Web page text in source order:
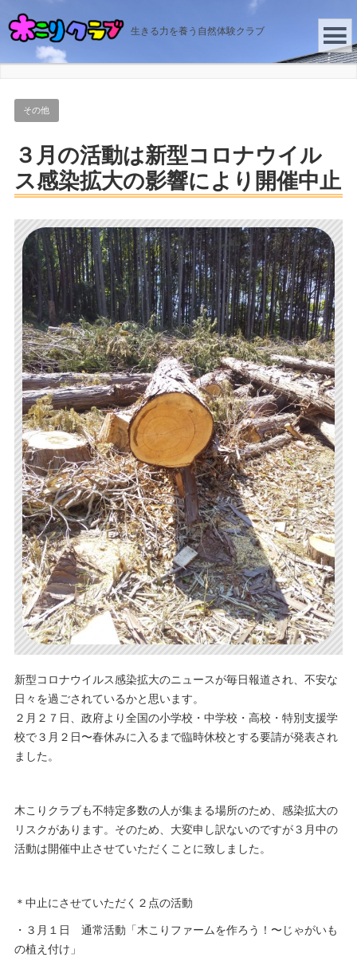
生きる力を養う自然体験クラブ
その他
３月の活動は新型コロナウイル
ス感染拡大の影響により開催中止
新型コロナウイルス感染拡大のニュースが毎日報道され、不安な
日々を過ごされているかと思います。
２月２７日、政府より全国の小学校・中学校・高校・特別支援学
校で３月２日〜春休みに入るまで臨時休校とする要請が発表され
ました。
木こりクラブも不特定多数の人が集まる場所のため、感染拡大の
リスクがあります。そのため、大変申し訳ないのですが３月中の
活動は開催中止させていただくことに致しました。
＊中止にさせていただく２点の活動
・３月１日 通常活動「木こりファームを作ろう！〜じゃがいも
の植え付け」